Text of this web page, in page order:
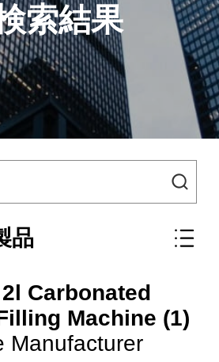
索結果
品
Carbonated
Machine (1)
Manufacturer